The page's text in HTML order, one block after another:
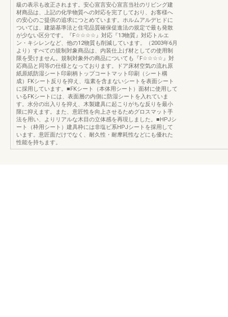
級の表示も改正されます。安心宣言安心宣言当社のリビング建
材商品は、上記の化学物質への対応を完了しており、お客様へ
の安心のご提供の追求につとめています。ホルムアルデヒドに
ついては、建築基準法と住宅品質確保促進法の規定で最も発散
が少ない区分です。『F☆☆☆☆』対応『13物質』対応トルエ
ン・キシレンなど、他の12物質も削減しています。（2003年6月
より）すべての規制対象商品は、内装仕上げ材としての使用制
限を受けません。規制対象外の商品についても『F☆☆☆☆』対
応商品と同等の仕様となっております。ドア床材空気の流れ原
紙原紙防湿シート印刷柄トップコートマット印刷（シート構
成）FKシート反りを抑え、塩素を含まないシートを表面シート
に採用しています。■FKシート（本体用シート）面材に使用して
いるFKシートには、表面層の内側に防湿シートを入れていま
す。水分の出入りを抑え、木製建具に起こりがちな反りを最小
限に抑えます。また、意匠性を向上させるためグロスマット手
法を用い、よりリアルな木目の立体感を再現しました。■HPJシ
ート（枠用シート）建具枠には非塩ビ系HPJシートを採用して
います。意匠面だけでなく、耐久性・耐摩耗性などにも優れた
性能を持ちます。